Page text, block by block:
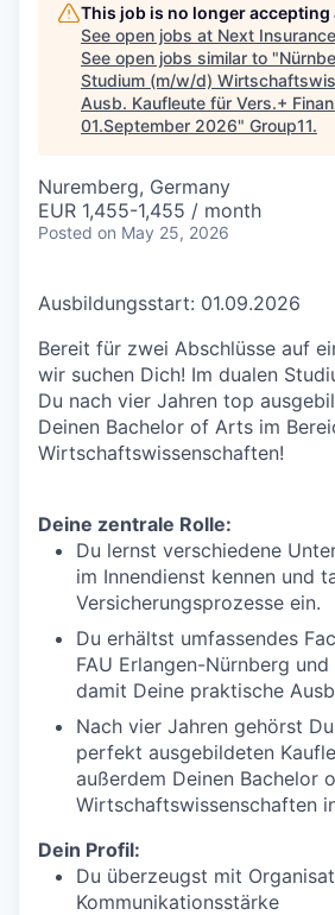
This job is no longer
See open jobs at Next Insurance
See open jobs similar to "
Studium (m/w/d)
Ausb. Kaufleute für Vers.+
01.September 2026" Group11.
Nuremberg, Germany
EUR 1,455-1,455 / month
Posted on May 25, 2026
Ausbildungsstart: 01.09.2026
Bereit für zwei Abschlüsse auf
wir suchen Dich! Im dualen
Du nach vier Jahren top
Deinen Bachelor of Arts im
Wirtschaftswissenschaften!
Deine zentrale Rolle:
Du lernst verschiedene
im Innendienst kennen und
Versicherungsprozesse ein.
Du erhältst umfassendes
FAU Erlangen-Nürnberg
damit Deine praktische
Nach vier Jahren gehörst
perfekt ausgebildeten
außerdem Deinen Bachelor
Wirtschaftswissenschaften
Dein Profil:
Du überzeugst mit
Kommunikationsstärke